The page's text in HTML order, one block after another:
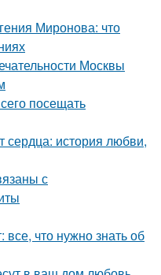
Миронова: что
Москвы
посещать
история любви,
с
все, что нужно знать об